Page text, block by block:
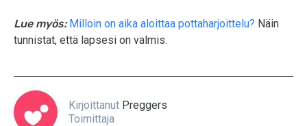
Lue myös: Milloin on aika aloittaa pottaharjoittelu? Näin
tunnistat, että lapsesi on valmis.
Kirjoittanut Preggers
Toimittaja